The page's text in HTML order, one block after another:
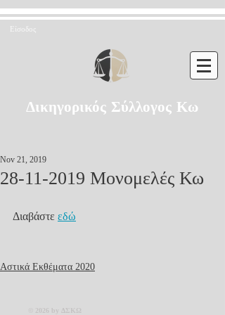
Είσοδος
Δικηγορικός Σύλλογος Κω
28-11-2019 Μονομελές Κω
Nov 21, 2019
Διαβάστε εδώ
Αστικά Εκθέματα 2020
© 2026 by ΔΣΚΩ